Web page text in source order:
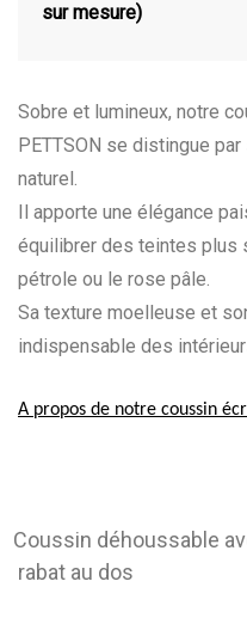
sur mesure)
Sobre et lumineux, notre
PETTSON se distingue
naturel.
Il apporte une élégance
équilibrer des teintes plus
pétrole ou le rose pâle.
Sa texture moelleuse et
indispensable des
A propos de notre coussin
Coussin déhoussable
rabat au dos